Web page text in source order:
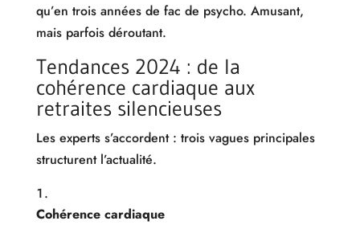
qu’en trois années de fac de psycho. Amusant,
mais parfois déroutant.
Tendances 2024 : de la
cohérence cardiaque aux
retraites silencieuses
Les experts s’accordent : trois vagues principales
structurent l’actualité.
Cohérence cardiaque